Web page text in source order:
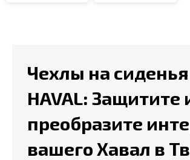
Чехлы на сиденья
HAVAL: Защитите
преобразите
вашего Хавал в